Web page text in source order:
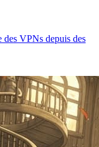
VPNs depuis des